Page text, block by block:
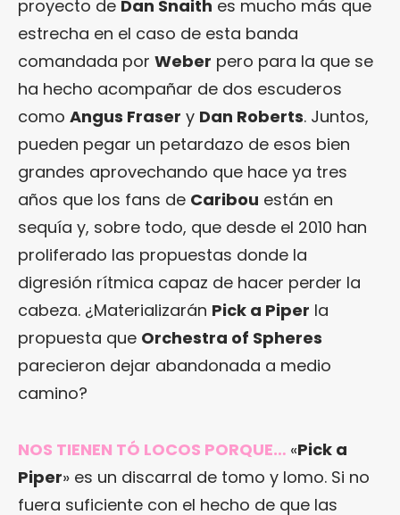
proyecto de Dan Snaith es mucho más que
estrecha en el caso de esta banda
comandada por Weber pero para la que se
ha hecho acompañar de dos escuderos
como Angus Fraser y Dan Roberts. Juntos,
pueden pegar un petardazo de esos bien
grandes aprovechando que hace ya tres
años que los fans de Caribou están en
sequía y, sobre todo, que desde el 2010 han
proliferado las propuestas donde la
digresión rítmica capaz de hacer perder la
cabeza. ¿Materializarán Pick a Piper la
propuesta que Orchestra of Spheres
parecieron dejar abandonada a medio
camino?
NOS TIENEN TÓ LOCOS PORQUE… «Pick a
Piper» es un discarral de tomo y lomo. Si no
fuera suficiente con el hecho de que las